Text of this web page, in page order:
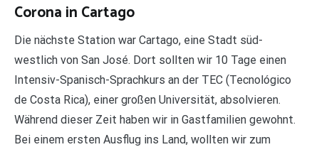
Corona in Cartago
Die nächste Station war Cartago, eine Stadt süd-
westlich von San José. Dort sollten wir 10 Tage einen
Intensiv-Spanisch-Sprachkurs an der TEC (Tecnológico
de Costa Rica), einer großen Universität, absolvieren.
Während dieser Zeit haben wir in Gastfamilien gewohnt.
Bei einem ersten Ausflug ins Land, wollten wir zum